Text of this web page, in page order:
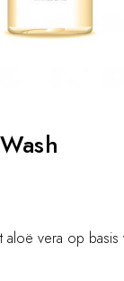
aloë vera op basis